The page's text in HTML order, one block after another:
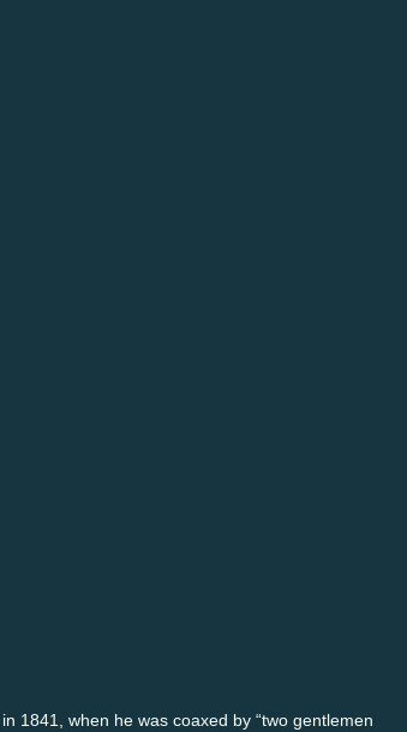
1841, when he was coaxed by “two gentlemen